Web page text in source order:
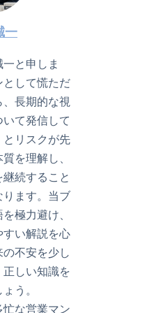
一
と申しま
として慌ただ
、長期的な視
て発信して
とリスクが先
を理解し、
続すること
ります。当ブ
極力避け、
すい解説を心
不安を少し
しい知識を
う。
忙な営業マン